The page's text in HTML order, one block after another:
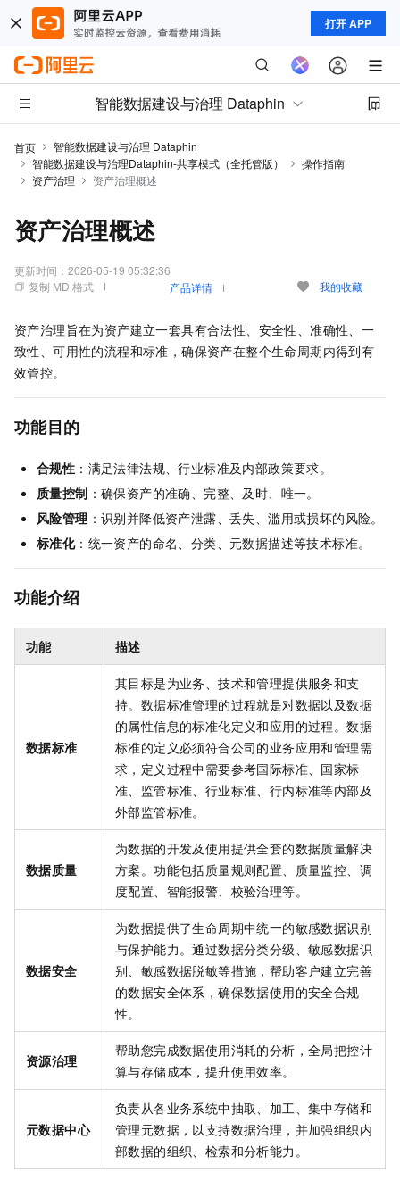
打开 APP
智能数据建设与治理 Dataphin
首页
智能数据建设与治理 Dataphin
智能数据建设与治理Dataphin-共享模式（全托管版）
操作指南
资产治理
资产治理概述
资产治理概述
更新时间： 2026-05-19 05:32:36
复制 MD 格式
产品详情 我的收藏
资产治理旨在为资产建立一套具有合法性、安全性、准确性、一
致性、可用性的流程和标准，确保资产在整个生命周期内得到有
效管控。
功能目的
合规性 ：满足法律法规、行业标准及内部政策要求。
质量控制 ：确保资产的准确、完整、及时、唯一。
风险管理 ：识别并降低资产泄露、丢失、滥用或损坏的风险。
标准化：统一资产的命名、分类、元数据描述等技术标准。
功能介绍
功能 描述
数据标准
其目标是为业务、技术和管理提供服务和支
持。数据标准管理的过程就是对数据以及数据
的属性信息的标准化定义和应用的过程。数据
标准的定义必须符合公司的业务应用和管理需
求，定义过程中需要参考国际标准、国家标
准、监管标准、行业标准、行内标准等内部及
外部监管标准。
数据质量
为数据的开发及使用提供全套的数据质量解决
方案。功能包括质量规则配置、质量监控、调
度配置、智能报警、校验治理等。
数据安全
为数据提供了生命周期中统一的敏感数据识别
与保护能力。通过数据分类分级、敏感数据识
别、敏感数据脱敏等措施，帮助客户建立完善
的数据安全体系，确保数据使用的安全合规
性。
资源治理
帮助您完成数据使用消耗的分析，全局把控计
算与存储成本，提升使用效率。
元数据中心
负责从各业务系统中抽取、加工、集中存储和
管理元数据，以支持数据治理，并加强组织内
部数据的组织、检索和分析能力。